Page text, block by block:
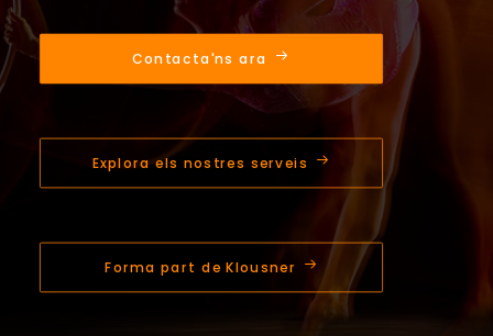
Contacta'ns ara
Explora els nostres serveis
Forma part de Klousner